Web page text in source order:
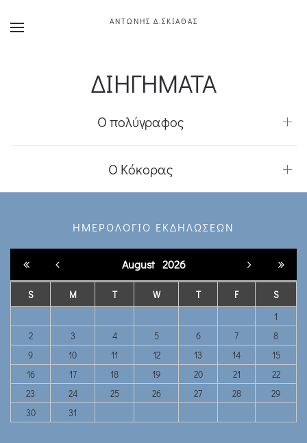
ΑΝΤΩΝΗΣ Δ.ΣΚΙΑΘΑΣ
ΔΙΗΓΗΜΑΤΑ
Ο πολύγραφος
Ο Κόκορας
ΗΜΕΡΟΛΟΓΙΟ ΕΚΔΗΛΩΣΕΩΝ
August 2026
S M T W T F
S
1
2
3 4 5 6 7
8
9
10 11 12 13 14
15
16
17 18 19 20 21
22
23
24 25 26 27 28
29
30
31